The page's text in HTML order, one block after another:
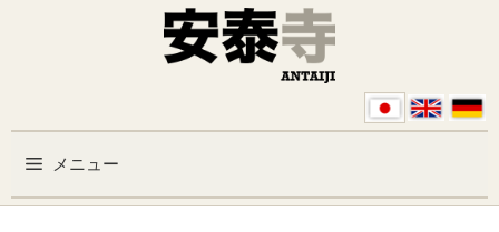
コンテンツへスキップ
メニュー